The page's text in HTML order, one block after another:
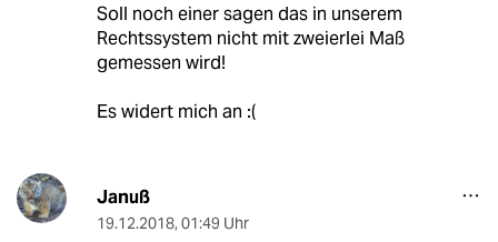
Soll noch einer sagen das in unserem
Rechtssystem nicht mit zweierlei Maß
gemessen wird!
Es widert mich an :(
Januß
19.12.2018, 01:49 Uhr